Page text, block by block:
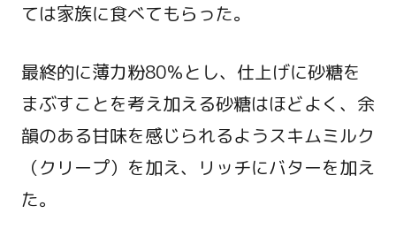
ては家族に食べてもらった。
最終的に薄力粉80％とし、仕上げに砂糖を
まぶすことを考え加える砂糖はほどよく、余
韻のある甘味を感じられるようスキムミルク
（クリープ）を加え、リッチにバターを加え
た。